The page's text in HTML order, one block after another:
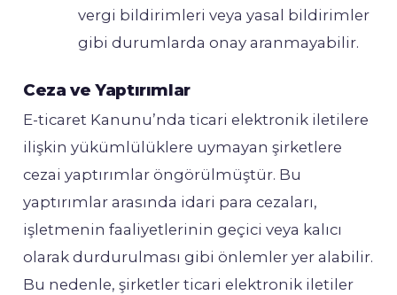
vergi bildirimleri veya yasal bildirimler
gibi durumlarda onay aranmayabilir.
Ceza ve Yaptırımlar
E-ticaret Kanunu’nda ticari elektronik iletilere
ilişkin yükümlülüklere uymayan şirketlere
cezai yaptırımlar öngörülmüştür. Bu
yaptırımlar arasında idari para cezaları,
işletmenin faaliyetlerinin geçici veya kalıcı
olarak durdurulması gibi önlemler yer alabilir.
Bu nedenle, şirketler ticari elektronik iletiler